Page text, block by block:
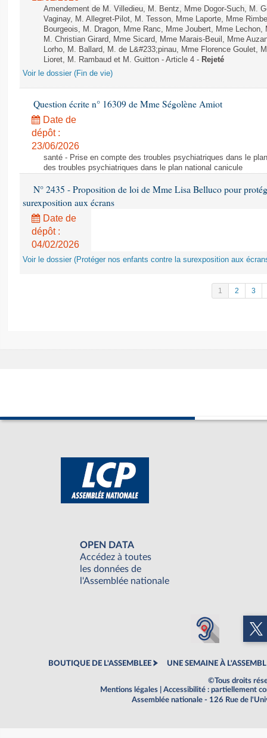
Amendement de M. Villedieu, M. Bentz, Mme Dogor-Such, M.
Vaginay, M. Allegret-Pilot, M. Tesson, Mme Laporte, Mme
Bourgeois, M. Dragon, Mme Ranc, Mme Joubert, Mme
M. Christian Girard, Mme Sicard, Mme Marais-Beuil, Mme
Lorho, M. Ballard, M. de L&#233;pinau, Mme Florence Goulet,
Lioret, M. Rambaud et M. Guitton - Article 4 - Rejeté
Voir le dossier (Fin de vie)
Question écrite n° 16309 de Mme Ségolène Amiot
Date de
dépôt :
23/06/2026
santé - Prise en compte des troubles psychiatriques dans le
des troubles psychiatriques dans le plan national canicule
N° 2435 - Proposition de loi de Mme Lisa Belluco pour
surexposition aux écrans
Date de
dépôt :
04/02/2026
Voir le dossier (Protéger nos enfants contre la surexposition aux
1 2 3
OPEN DATA
Accédez à toutes
les données de
l'Assemblée nationale
BOUTIQUE DE L'ASSEMBLEE UNE SEMAINE À
©Tous droits
Mentions légales
Accessibilité : partiellement
Assemblée nationale - 126 Rue de